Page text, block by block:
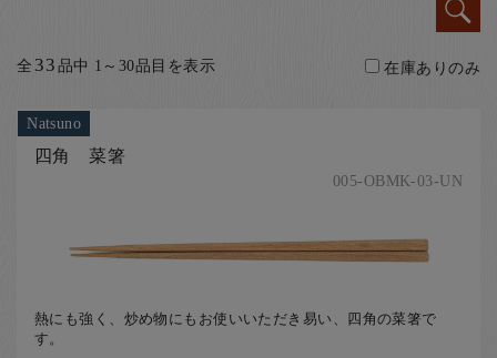
ご利用ガイド
店舗紹介
お知らせ
全 33品中 1～30品目を表示 在庫ありのみ
Natsuno
四角 菜箸
005-OBMK-03-UN
熱にも強く、炒め物にもお使いいただき易い、四角の菜箸で
す。